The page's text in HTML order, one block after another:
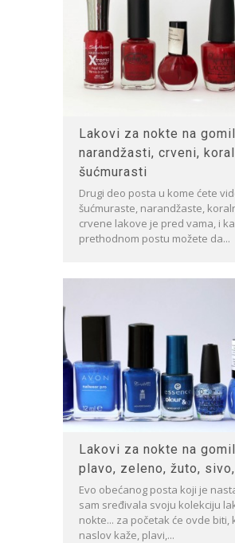
Lakovi za nokte na
narandžasti, crveni,
šućmurasti
Drugi deo posta u kome ćete
šućmuraste, narandžaste,
crvene lakove je pred vama, i
prethodnom postu možete da...
Lakovi za nokte na
plavo, zeleno, žuto,
Evo obećanog posta koji je
sam sređivala svoju kolekciju
nokte... za početak će ovde biti,
naslov kaže, plavi,...